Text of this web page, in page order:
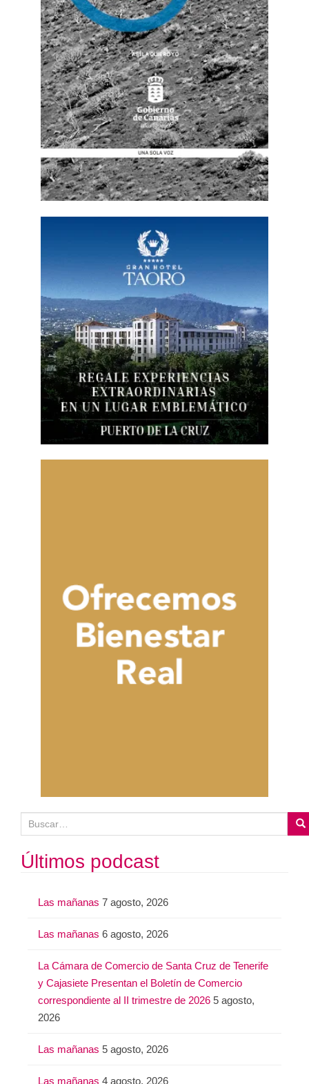
u
s
c
Últimos podcast
Las mañanas 7 agosto, 2026
Las mañanas 6 agosto, 2026
La Cámara de Comercio de Santa Cruz de Tenerife
y Cajasiete Presentan el Boletín de Comercio
correspondiente al II trimestre de 2026 5 agosto,
2026
Las mañanas 5 agosto, 2026
Las mañanas 4 agosto, 2026